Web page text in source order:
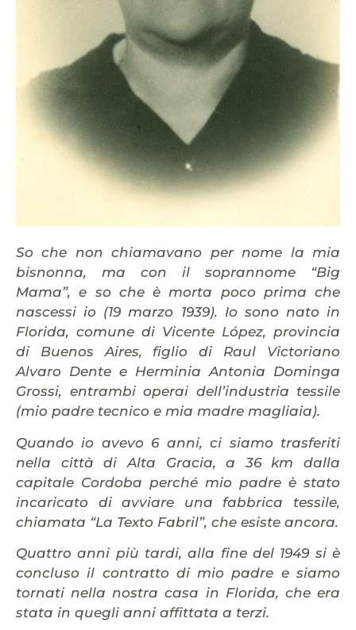
So che non chiamavano per nome la mia
bisnonna, ma con il soprannome “Big
Mama”, e so che è morta poco prima che
nascessi io (19 marzo 1939). Io sono nato in
Florida, comune di Vicente López, provincia
di Buenos Aires, figlio di Raul Victoriano
Alvaro Dente e Herminia Antonia Dominga
Grossi, entrambi operai dell’industria tessile
(mio padre tecnico e mia madre magliaia).
Quando io avevo 6 anni, ci siamo trasferiti
nella città di Alta Gracia, a 36 km dalla
capitale Cordoba perché mio padre è stato
incaricato di avviare una fabbrica tessile,
chiamata “La Texto Fabril”, che esiste ancora.
Quattro anni più tardi, alla fine del 1949 si è
concluso il contratto di mio padre e siamo
tornati nella nostra casa in Florida, che era
stata in quegli anni affittata a terzi.